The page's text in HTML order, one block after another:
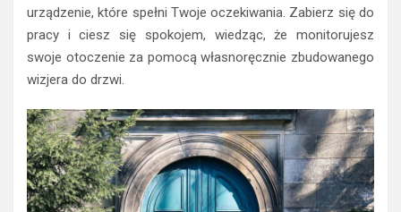
urządzenie, które spełni Twoje oczekiwania. Zabierz się do
pracy i ciesz się spokojem, wiedząc, że monitorujesz
swoje otoczenie za pomocą własnoręcznie zbudowanego
wizjera do drzwi.